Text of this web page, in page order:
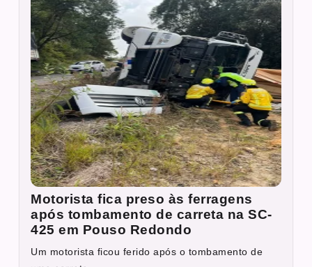
Motorista fica preso às ferragens
após tombamento de carreta na SC-
425 em Pouso Redondo
Um motorista ficou ferido após o tombamento de